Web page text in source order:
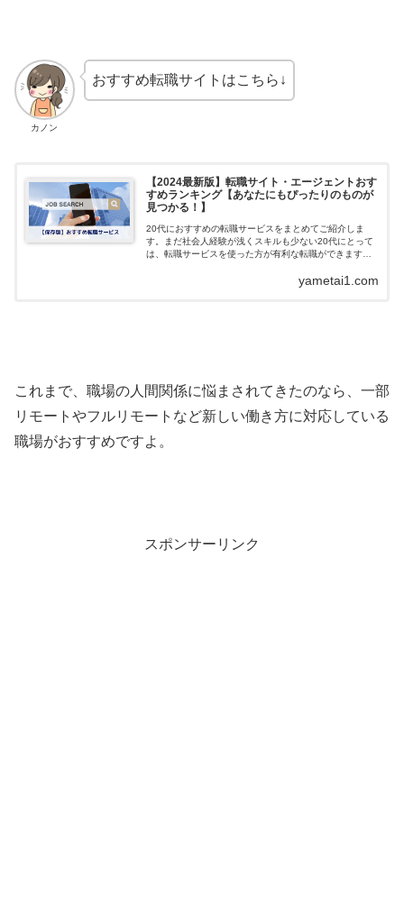
カノン
おすすめ転職サイトはこちら↓
【2024最新版】転職サイト・エージェントおす
すめランキング【あなたにもぴったりのものが
見つかる！】
20代におすすめの転職サービスをまとめてご紹介しま
す。まだ社会人経験が浅くスキルも少ない20代にとって
は、転職サービスを使った方が有利な転職ができます。
yametai1.com
これまで、職場の人間関係に悩まされてきたのなら、一部
リモートやフルリモートなど新しい働き方に対応している
職場がおすすめですよ。
スポンサーリンク